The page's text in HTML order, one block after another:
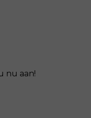
nu aan!